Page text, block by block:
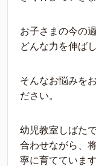
お子さまの今の
どんな力を伸ば
そんなお悩みを
ださい。
幼児教室しばた
合わせながら、
寧に育てています